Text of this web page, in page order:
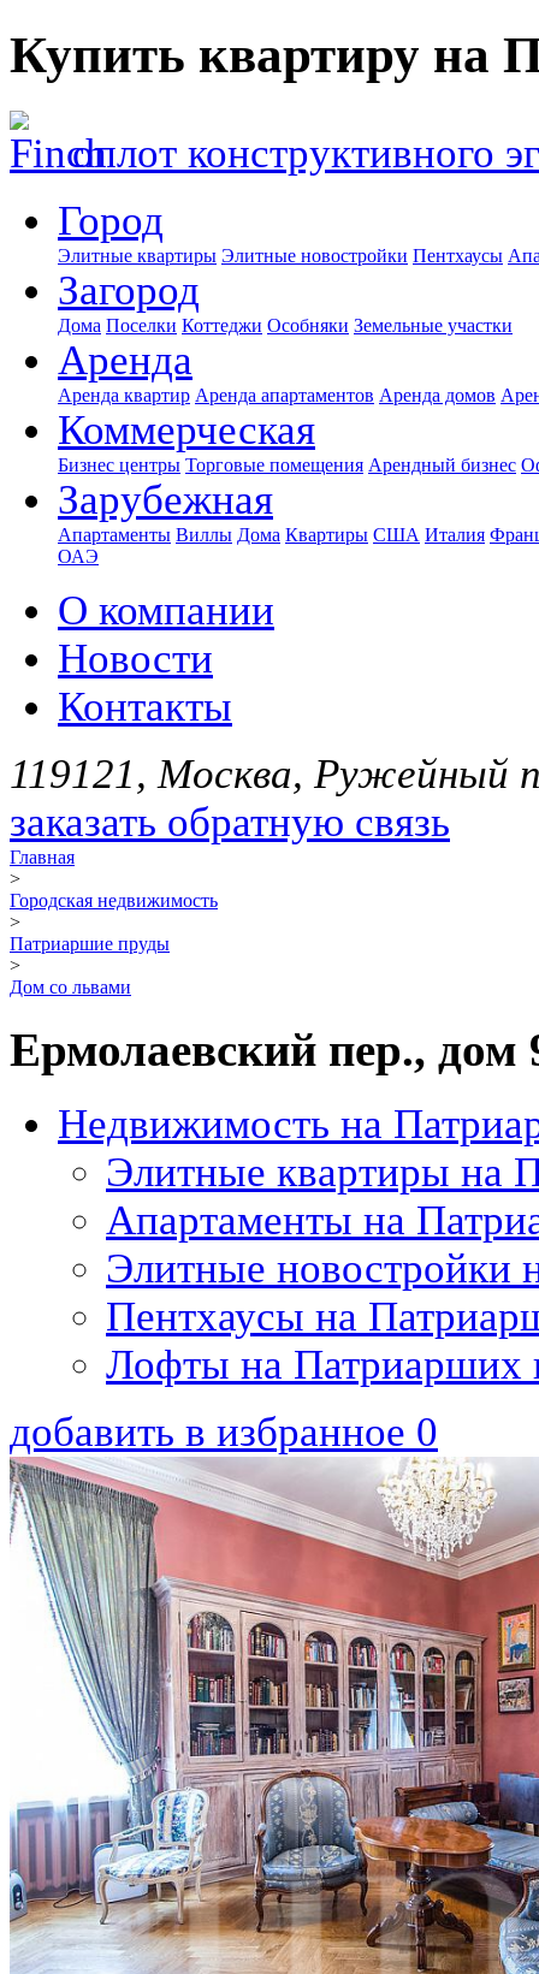
Купить квартиру на
оплот конструктивного
Город
Элитные квартиры Элитные новостройки Пентхаусы
Загород
Дома Поселки Коттеджи Особняки Земельные участки
Аренда
Аренда квартир Аренда апартаментов Аренда домов
Коммерческая
Бизнес центры Торговые помещения Арендный бизнес
Зарубежная
Апартаменты Виллы Дома Квартиры США Италия
ОАЭ
О компании
Новости
Контакты
119121, Москва, Ружейный
заказать обратную связь
Главная
>
Городская недвижимость
>
Патриаршие пруды
>
Дом со львами
Ермолаевский пер., дом
Недвижимость на
Элитные квартиры на
Апартаменты на
Элитные новостройки
Пентхаусы на
Лофты на Патриарших
добавить в избранное 0